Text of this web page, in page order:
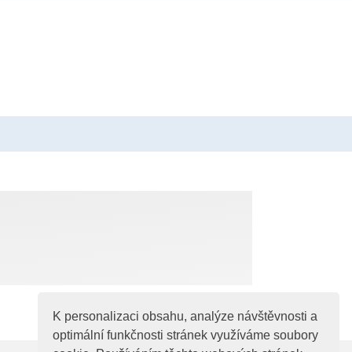
K personalizaci obsahu, analýze návštěvnosti a
optimální funkčnosti stránek využíváme soubory